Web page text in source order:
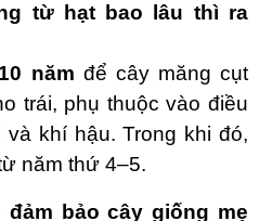
từ hạt bao lâu thì ra
năm để cây măng cụt
trái, phụ thuộc vào điều
và khí hậu. Trong khi đó,
năm thứ 4–5.
bảo cây giống mẹ